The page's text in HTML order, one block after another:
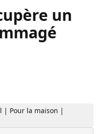
un
| Pour la maison |